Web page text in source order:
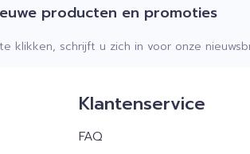
producten en promoties
klikken, schrijft u zich in voor onze
Klantenservice
FAQ